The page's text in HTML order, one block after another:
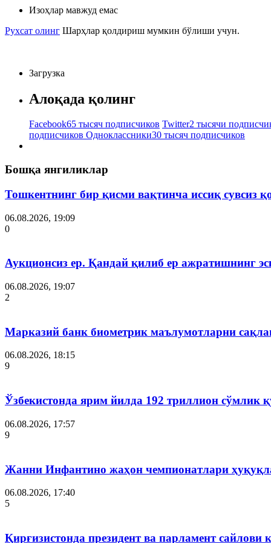
Изоҳлар мавжуд емас
Рухсат олинг Шарҳлар қолдириш мумкин бўлиши учун.
Загрузка
Алоқада қолинг
Facebook65 тысяч подписчиков Twitter2 тысячи
подписчиков Одноклассники30 тысяч подписчиков
Бошқа янгиликлар
Тошкентнинг бир қисми вақтинча иссиқ сувсиз
06.08.2026, 19:09
0
Аукционсиз ер. Қандай қилиб ер ажратишнинг
06.08.2026, 19:07
2
Марказий банк биометрик маълумотларни
06.08.2026, 18:15
9
Ўзбекистонда ярим йилда 192 триллион
06.08.2026, 17:57
9
Жанни Инфантино жаҳон чемпионатлари
06.08.2026, 17:40
5
Қирғизистонда президент ва парламент